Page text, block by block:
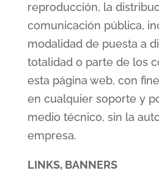
reproducción, la
comunicación pública,
modalidad de puesta a
totalidad o parte de los
esta página web, con
en cualquier soporte y
medio técnico, sin la
empresa.
LINKS, BANNERS